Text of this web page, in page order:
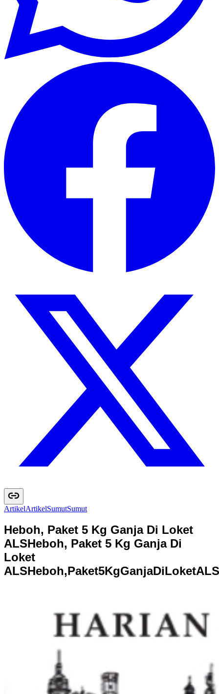
ArtikelArtikelSumutSumut
Heboh, Paket 5 Kg Ganja Di Loket
ALSHeboh, Paket 5 Kg Ganja Di
Loket
ALSHeboh,Paket5KgGanjaDiLoketALS